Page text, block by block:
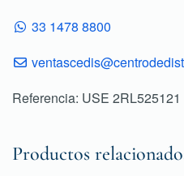
33 1478 8800
Referencia: USE 2RL525121
Productos